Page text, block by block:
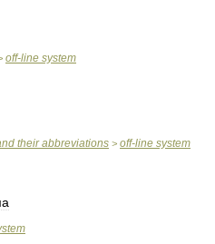
off-line system
their abbreviations > off-line system